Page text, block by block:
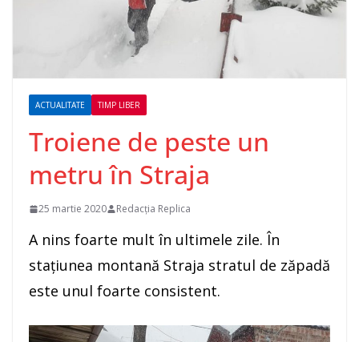
ACTUALITATE TIMP LIBER
Troiene de peste un
metru în Straja
25 martie 2020 Redacția Replica
A nins foarte mult în ultimele zile. În
stațiunea montană Straja stratul de zăpadă
este unul foarte consistent.